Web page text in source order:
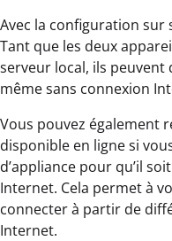
Avec la configuration sur
Tant que les deux
serveur local, ils peuvent
même sans connexion
Vous pouvez également
disponible en ligne si
d’appliance pour qu’il
Internet. Cela permet à
connecter à partir de
Internet.